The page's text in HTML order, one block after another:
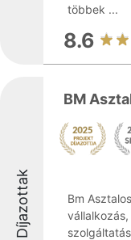
többek ...
8.6
Díjazottak
BM
Bm